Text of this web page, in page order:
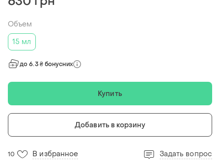
Объем
15 мл
до 6.3 ₴ бонусних
Купить
Добавить в корзину
10 В избранное Задать вопрос